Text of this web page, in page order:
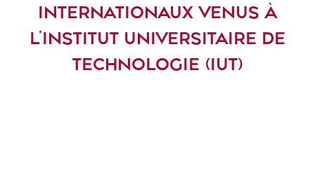
INTERNATIONAUX VENUS À
L’INSTITUT UNIVERSITAIRE DE
TECHNOLOGIE (IUT)